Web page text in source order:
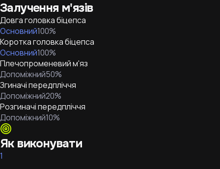
Залучення м'язів
Довга головка біцепса
Основний100%
Коротка головка біцепса
Основний100%
Плечопроменевий м'яз
Допоміжний50%
Згиначі передпліччя
Допоміжний20%
Розгиначі передпліччя
Допоміжний10%
Як виконувати
1